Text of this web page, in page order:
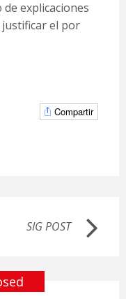
explicaciones
el por
Compartir
SIG POST